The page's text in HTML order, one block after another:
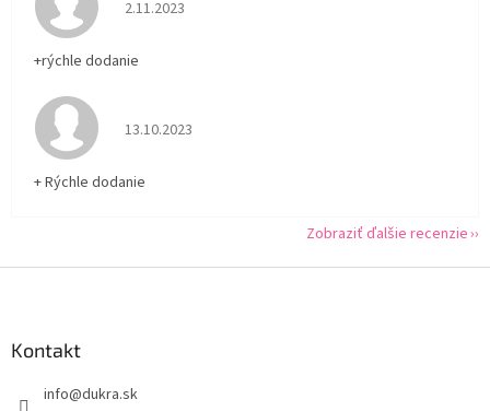
2.11.2023
+rýchle dodanie
Hodnotenie obchodu je 5 z 5 hviezdičiek.
13.10.2023
+ Rýchle dodanie
Zobraziť ďalšie recenzie
Kontakt
info@dukra.sk